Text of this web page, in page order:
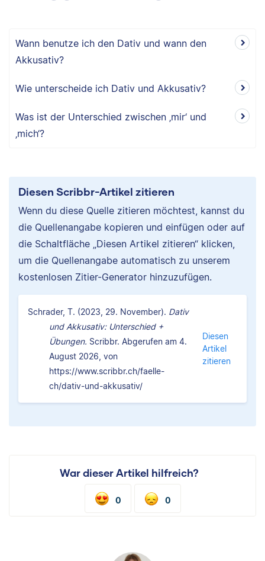
Wann benutze ich den Dativ und wann den
Akkusativ?
Wie unterscheide ich Dativ und Akkusativ?
Was ist der Unterschied zwischen ‚mir‘ und
‚mich‘?
Diesen Scribbr-Artikel zitieren
Wenn du diese Quelle zitieren möchtest, kannst du
die Quellenangabe kopieren und einfügen oder auf
die Schaltfläche „Diesen Artikel zitieren“ klicken,
um die Quellenangabe automatisch zu unserem
kostenlosen Zitier-Generator hinzuzufügen.
Schrader, T. (2023, 29. November). Dativ
und Akkusativ: Unterschied +
Übungen. Scribbr. Abgerufen am 4.
August 2026, von
https://www.scribbr.ch/faelle-
ch/dativ-und-akkusativ/
Diesen
Artikel
zitieren
War dieser Artikel hilfreich?
0 0